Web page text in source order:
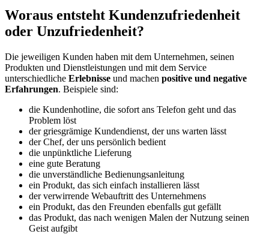
Woraus entsteht Kundenzufriedenheit
oder Unzufriedenheit?
Die jeweiligen Kunden haben mit dem Unternehmen, seinen
Produkten und Dienstleistungen und mit dem Service
unterschiedliche Erlebnisse und machen positive und negative
Erfahrungen. Beispiele sind:
die Kundenhotline, die sofort ans Telefon geht und das
Problem löst
der griesgrämige Kundendienst, der uns warten lässt
der Chef, der uns persönlich bedient
die unpünktliche Lieferung
eine gute Beratung
die unverständliche Bedienungsanleitung
ein Produkt, das sich einfach installieren lässt
der verwirrende Webauftritt des Unternehmens
ein Produkt, das den Freunden ebenfalls gut gefällt
das Produkt, das nach wenigen Malen der Nutzung seinen
Geist aufgibt